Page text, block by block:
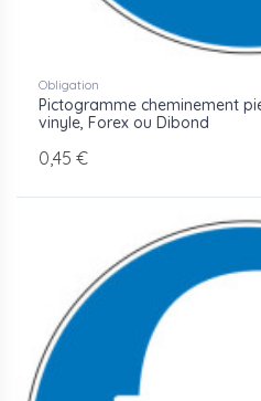
Obligation
Pictogramme cheminement
vinyle, Forex ou Dibond
0,45 €